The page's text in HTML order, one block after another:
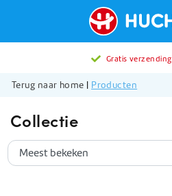
Gratis verzending
Terug naar home | Producten
Collectie